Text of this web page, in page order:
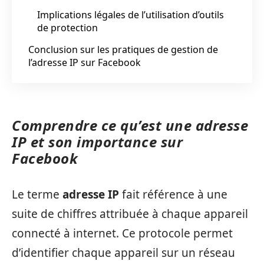
Implications légales de l’utilisation d’outils
de protection
Conclusion sur les pratiques de gestion de
l’adresse IP sur Facebook
Comprendre ce qu’est une adresse
IP et son importance sur
Facebook
Le terme adresse IP fait référence à une
suite de chiffres attribuée à chaque appareil
connecté à internet. Ce protocole permet
d’identifier chaque appareil sur un réseau